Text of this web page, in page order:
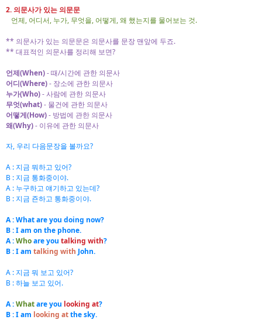
2. 의문사가 있는 의문문
언제, 어디서, 누가, 무엇을, 어떻게, 왜 했는지를 물어보는 것.
** 의문사가 있는 의문문은 의문사를 문장 맨앞에 두죠.
** 대표적인 의문사를 정리해 보면?
언제(When)- 때/시간에 관한 의문사
어디(Where)- 장소에 관한 의문사
누가(Who)- 사람에 관한 의문사
무엇(what)- 물건에 관한 의문사
어떻게(How)- 방법에 관한 의문사
왜(Why)- 이유에 관한 의문사
자, 우리 다음문장을 볼까요?
A : 지금 뭐하고 있어?
B : 지금 통화중이야.
A : 누구하고 얘기하고 있는데?
B : 지금 죤하고 통화중이야.
A : What are you doing now?
B : I am on the phone.
A :Whoare you talking with?
B : I am talking with John.
A : 지금 뭐 보고 있어?
B : 하늘 보고 있어.
A :Whatare you looking at?
B : I am looking atthe sky.